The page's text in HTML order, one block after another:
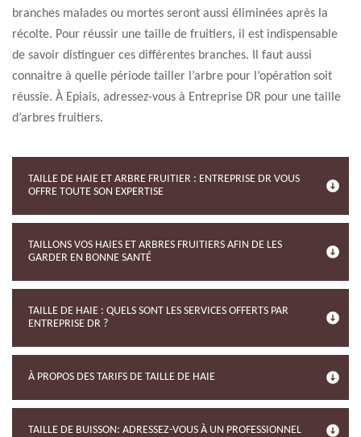
branches malades ou mortes seront aussi éliminées après la
récolte. Pour réussir une taille de fruitiers, il est indispensable
de savoir distinguer ces différentes branches. Il faut aussi
connaitre à quelle période tailler l’arbre pour l’opération soit
réussie. À Epiais, adressez-vous à Entreprise DR pour une taille
d’arbres fruitiers.
TAILLE DE HAIE ET ARBRE FRUITIER : ENTREPRISE DR VOUS
OFFRE TOUTE SON EXPERTISE
TAILLONS VOS HAIES ET ARBRES FRUITIERS AFIN DE LES
GARDER EN BONNE SANTÉ
TAILLE DE HAIE : QUELS SONT LES SERVICES OFFERTS PAR
ENTREPRISE DR ?
À PROPOS DES TARIFS DE TAILLE DE HAIE
TAILLE DE BUISSON: ADRESSEZ-VOUS À UN PROFESSIONNEL